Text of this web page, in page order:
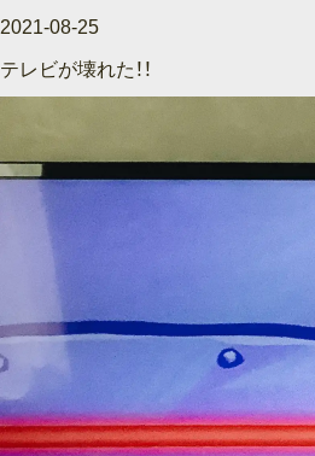
2021-08-25
テレビが壊れた！！